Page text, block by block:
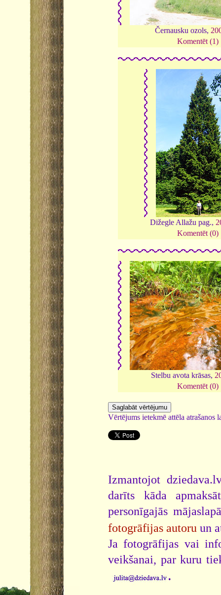
Černausku ozols,
Komentēt (1)
Dižegle Allažu pag.,
Komentēt (0)
Stelbu avota krāsas,
Komentēt (0)
Vērtējums ietekmē attēla atrašanos
Izmantojot
darīts kāda
personīgajās
fotogrāfijas autoru un
Ja fotogrāfijas vai
veikšanai, par kuru
.